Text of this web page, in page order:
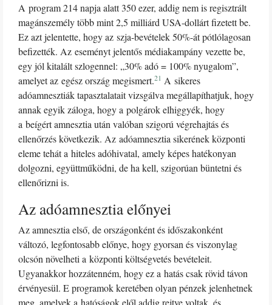
A program 214 napja alatt 350 ezer, addig nem is regisztrált
magánszemély több mint 2,5 milliárd USA-dollárt fizetett be.
Ez azt jelentette, hogy az szja-bevételek 50%-át pótlólagosan
befizették. Az eseményt jelentős médiakampány vezette be,
egy jól kitalált szlogennel: „30% adó = 100% nyugalom”,
amelyet az egész ország megismert.21 A sikeres
adóamnesztiák tapasztalatait vizsgálva megállapíthatjuk, hogy
annak egyik záloga, hogy a polgárok elhiggyék, hogy
a beígért amnesztia után valóban szigorú végrehajtás és
ellenőrzés következik. Az adóamnesztia sikerének központi
eleme tehát a hiteles adóhivatal, amely képes hatékonyan
dolgozni, együttműködni, de ha kell, szigorúan büntetni és
ellenőrizni is.
Az adóamnesztia előnyei
Az amnesztia első, de országonként és időszakonként
változó, legfontosabb előnye, hogy gyorsan és viszonylag
olcsón növelheti a központi költségvetés bevételeit.
Ugyanakkor hozzátenném, hogy ez a hatás csak rövid távon
érvényesül. E programok keretében olyan pénzek jelenhetnek
meg, amelyek a hatóságok elől addig rejtve voltak, és